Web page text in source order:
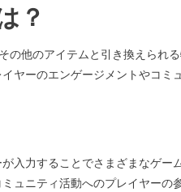
？
他のアイテムと引き換えられ
ヤーのエンゲージメントやコミ
入力することでさまざまなゲー
ュニティ活動へのプレイヤーの